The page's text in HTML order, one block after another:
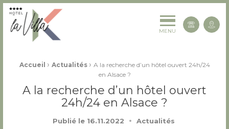
La Villa K Hôtel Spa Restaurant 4 étoiles
MENU
Fil d'Ariane :
Accueil › Actualités › A la recherche d’un hôtel ouvert 24h/24
en Alsace ?
A la recherche d’un hôtel ouvert
24h/24 en Alsace ?
Publié le 16.11.2022 Actualités